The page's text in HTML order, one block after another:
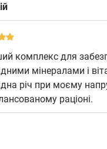
комплекс для
мінералами і
річ при моєму
раціоні.